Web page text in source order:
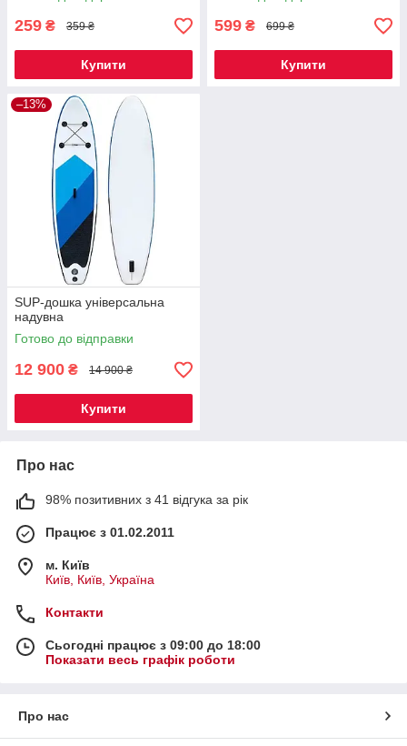
259 ₴ 359 ₴
Купити
599 ₴ 699 ₴
Купити
–13%
SUP-дошка універсальна
надувна
Готово до відправки
12 900 ₴ 14 900 ₴
Купити
Про нас
98% позитивних з 41 відгука за рік
Працює з 01.02.2011
м. Київ
Київ, Київ, Україна
Контакти
Сьогодні працює з 09:00 до 18:00
Показати весь графік роботи
Про нас